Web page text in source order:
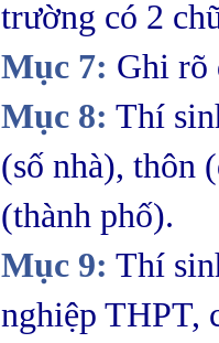
trường có 2
Mục 7: Ghi rõ
Mục 8: Thí
(số nhà), thôn
(thành phố).
Mục 9: Thí
nghiệp THPT,